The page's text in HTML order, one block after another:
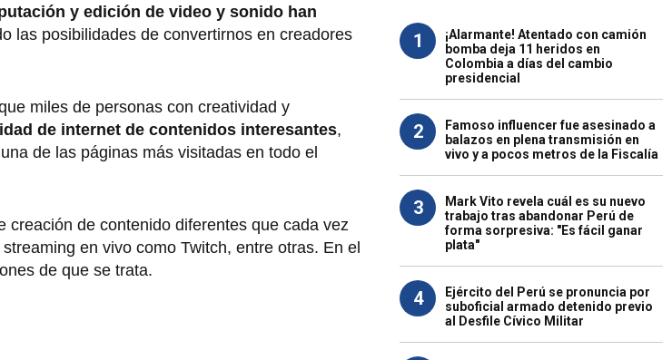
y edición de video y sonido han
las posibilidades de convertirnos en creadores
miles de personas con creatividad y
de internet de contenidos interesantes,
de las páginas más visitadas en todo el
de contenido diferentes que cada vez
en vivo como Twitch, entre otras. En el
de que se trata.
1
¡Alarmante! Atentado con camión
bomba deja 11 heridos en
Colombia a días del cambio
presidencial
2
Famoso influencer fue asesinado a
balazos en plena transmisión en
vivo y a pocos metros de la Fiscalía
3
Mark Vito revela cuál es su nuevo
trabajo tras abandonar Perú de
forma sorpresiva: "Es fácil ganar
plata"
4
Ejército del Perú se pronuncia por
suboficial armado detenido previo
al Desfile Cívico Militar